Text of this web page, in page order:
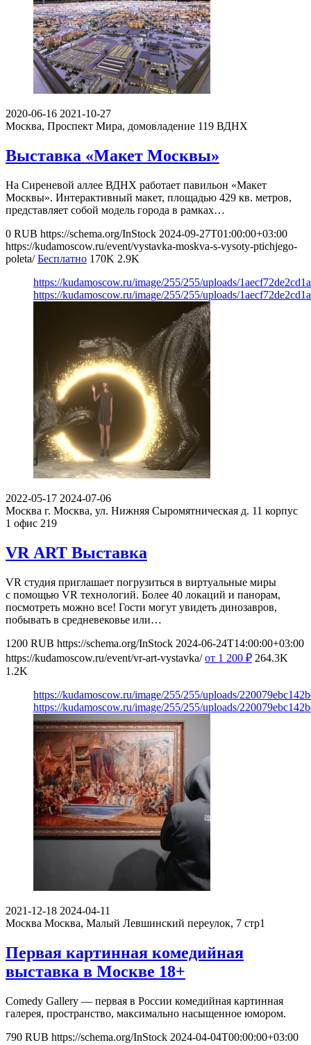
2020-06-16 2021-10-27
Москва, Проспект Мира, домовладение 119 ВДНХ
Выставка «Макет Москвы»
На Сиреневой аллее ВДНХ работает павильон «Макет
Москвы». Интерактивный макет, площадью 429 кв. метров,
представляет собой модель города в рамках…
0 RUB https://schema.org/InStock 2024-09-27T01:00:00+03:00
https://kudamoscow.ru/event/vystavka-moskva-s-vysoty-ptichjego-
poleta/ Бесплатно 170K 2.9K
https://kudamoscow.ru/image/255/255/uploads/
https://kudamoscow.ru/image/255/255/uploads/
2022-05-17 2024-07-06
Москва г. Москва, ул. Нижняя Сыромятническая д. 11 корпус
1 офис 219
VR ART Выставка
VR студия приглашает погрузиться в виртуальные миры
с помощью VR технологий. Более 40 локаций и панорам,
посмотреть можно все! Гости могут увидеть динозавров,
побывать в средневековье или…
1200 RUB https://schema.org/InStock 2024-06-24T14:00:00+03:00
https://kudamoscow.ru/event/vr-art-vystavka/ от 1 200 ₽ 264.3K
1.2K
https://kudamoscow.ru/image/255/255/uploads/
https://kudamoscow.ru/image/255/255/uploads/
2021-12-18 2024-04-11
Москва Москва, Малый Левшинский переулок, 7 стр1
Первая картинная комедийная
выставка в Москве 18+
Comedy Gallery — первая в России комедийная картинная
галерея, пространство, максимально насыщенное юмором.
790 RUB https://schema.org/InStock 2024-04-04T00:00:00+03:00